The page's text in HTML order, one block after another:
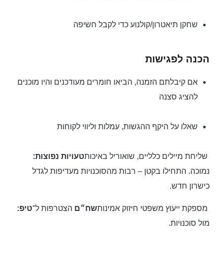
שחקן תיאטרון/קולנוע כדי לקבל חשיפה
הכנה לפגישות
אם קיבלתם הזמנה, הביאו חומרים מעודכנים והיו מוכנים
להציג סצנה
שאלו על היקף ההגשות, עמלות וליווי לקוחות
טעויות נפוצות:שליחת מיילים כלליים, שואוריל באיכות
נמוכה. התחילו בקטן – רבות מהסוכנויות מעדיפות לגדל
כישרון חדש.
טיפ:הצטרפות ל־ שח״םמספקת ייעוץ משפטי חיזוק אמינות
מול סוכנויות.